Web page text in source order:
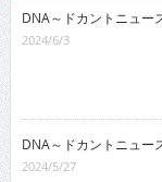
DNA～ドカントニュー
2024/6/3
DNA～ドカントニュー
2024/5/27